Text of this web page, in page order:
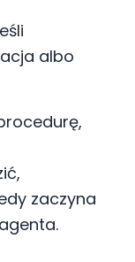
albo
zaczyna